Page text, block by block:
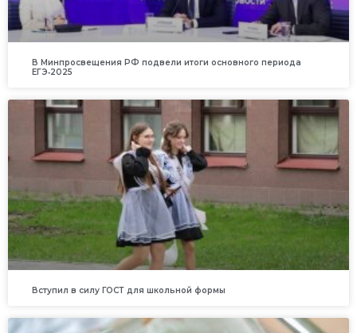
В Минпросвещения РФ подвели итоги основного периода
ЕГЭ‑2025
Вступил в силу ГОСТ для школьной формы